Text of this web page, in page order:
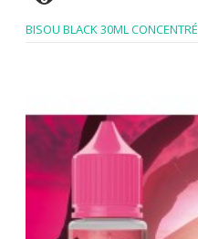
BISOU BLACK 30ML CONCENTRÉ